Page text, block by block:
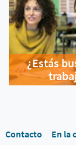
¿Estás
Contacto En la